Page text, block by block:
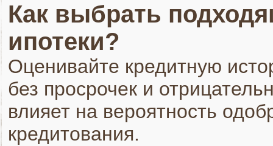
Как выбрать
ипотеки?
Оценивайте кредитную
без просрочек и
влияет на вероятность
кредитования.